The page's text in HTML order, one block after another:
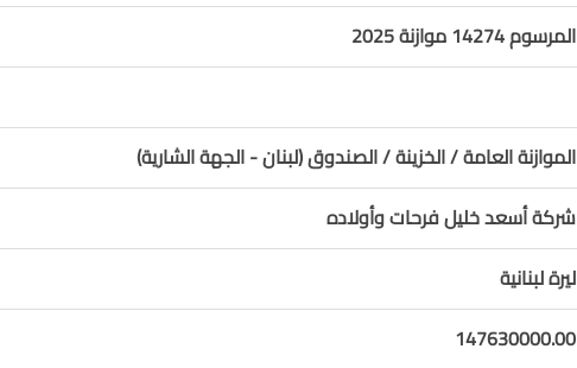
المرسوم 14274 موازنة 2025
الموازنة العامة / الخزينة / الصندوق (لبنان - الجهة الشارية)
شركة أسعد خليل فرحات وأولاده
ليرة لبنانية
147630000.00